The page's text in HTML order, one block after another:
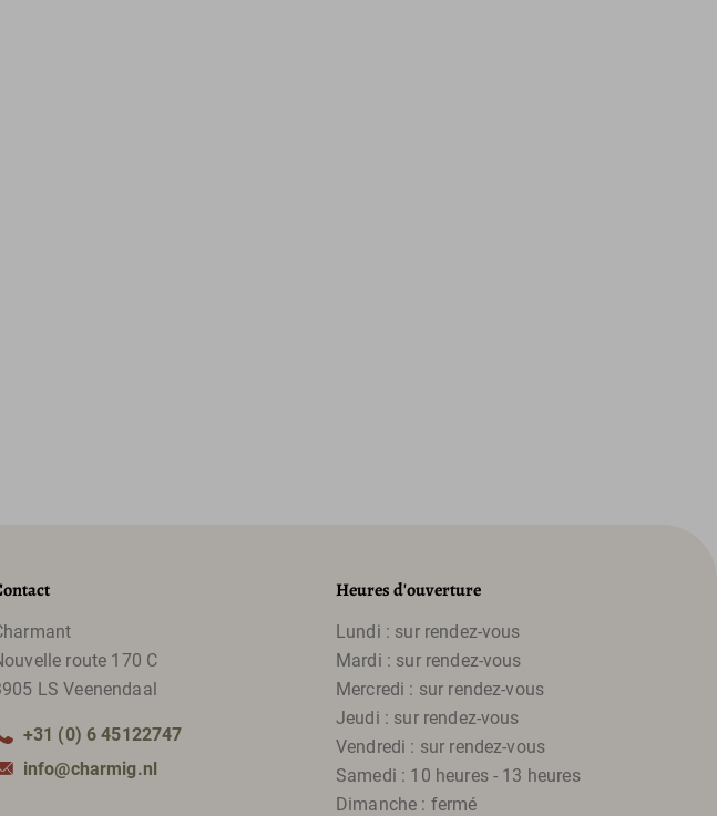
route 170 C
LS Veenendaal
+31 (0) 6 45122747
info@charmig.nl
Heures d'ouverture
Lundi : sur rendez-vous
Mardi : sur rendez-vous
Mercredi : sur rendez-vous
Jeudi : sur rendez-vous
Vendredi : sur rendez-vous
Samedi : 10 heures - 13 heures
Dimanche : fermé